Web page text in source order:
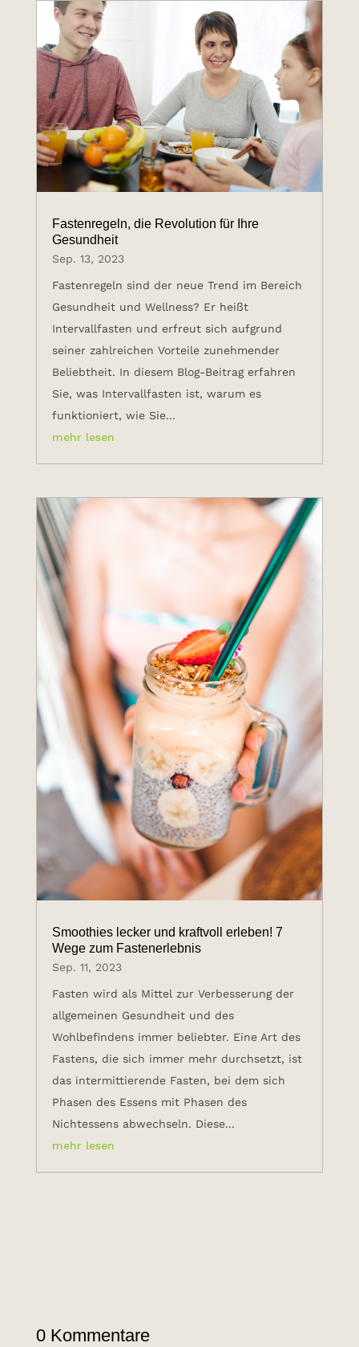
Fastenregeln, die Revolution für Ihre
Gesundheit
Sep. 13, 2023
Fastenregeln sind der neue Trend im Bereich
Gesundheit und Wellness? Er heißt
Intervallfasten und erfreut sich aufgrund
seiner zahlreichen Vorteile zunehmender
Beliebtheit. In diesem Blog-Beitrag erfahren
Sie, was Intervallfasten ist, warum es
funktioniert, wie Sie...
mehr lesen
Smoothies lecker und kraftvoll erleben! 7
Wege zum Fastenerlebnis
Sep. 11, 2023
Fasten wird als Mittel zur Verbesserung der
allgemeinen Gesundheit und des
Wohlbefindens immer beliebter. Eine Art des
Fastens, die sich immer mehr durchsetzt, ist
das intermittierende Fasten, bei dem sich
Phasen des Essens mit Phasen des
Nichtessens abwechseln. Diese...
mehr lesen
0 Kommentare